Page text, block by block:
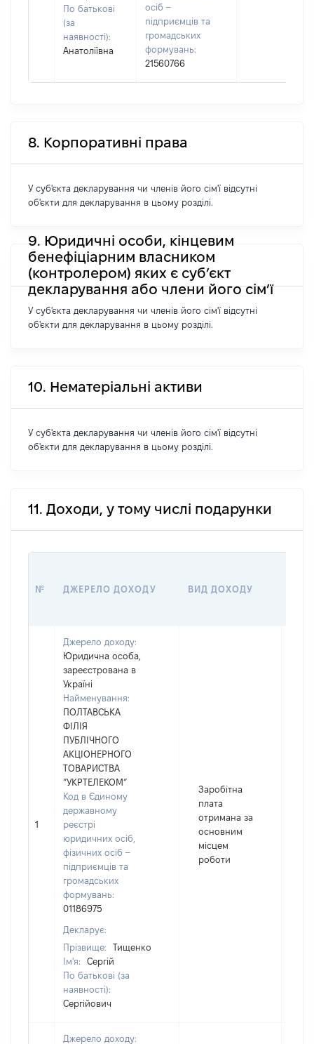
По батькові
(за
наявності):
Анатоліївна
осіб –
підприємців та
громадських
формувань:
21560766
8. Корпоративні права
У суб'єкта декларування чи членів його сім'ї відсутні
об'єкти для декларування в цьому розділі.
9. Юридичні особи, кінцевим
бенефіціарним власником
(контролером) яких є суб’єкт
декларування або члени його сім’ї
У суб'єкта декларування чи членів його сім'ї відсутні
об'єкти для декларування в цьому розділі.
10. Нематеріальні активи
У суб'єкта декларування чи членів його сім'ї відсутні
об'єкти для декларування в цьому розділі.
11. Доходи, у тому числі подарунки
№ ДЖЕРЕЛО ДОХОДУ ВИД ДОХОДУ
1
Джерело доходу:
Юридична особа,
зареєстрована в
Україні
Найменування:
ПОЛТАВСЬКА
ФІЛІЯ
ПУБЛІЧНОГО
АКЦІОНЕРНОГО
ТОВАРИСТВА
”УКРТЕЛЕКОМ”
Код в Єдиному
державному
реєстрі
юридичних осіб,
фізичних осіб –
підприємців та
громадських
формувань:
01186975
Декларує:
Прізвище:
Тищенко
Ім'я:
Сергій
По батькові (за
наявності):
Сергійович
Заробітна
плата
отримана за
основним
місцем
роботи
Джерело доходу: